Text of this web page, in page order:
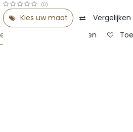
Vergelijken
(0)
Kies uw maat Vergelijken